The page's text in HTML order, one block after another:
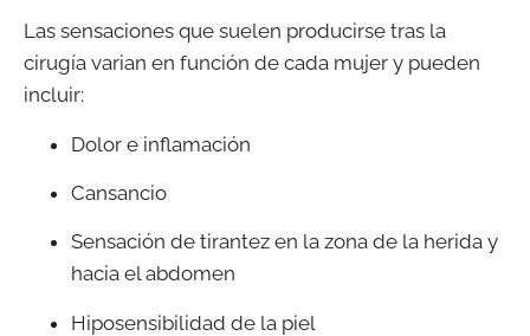
Las sensaciones que suelen producirse tras la
cirugía varian en función de cada mujer y pueden
incluir:
Dolor e inflamación
Cansancio
Sensación de tirantez en la zona de la herida y
hacia el abdomen
Hiposensibilidad de la piel